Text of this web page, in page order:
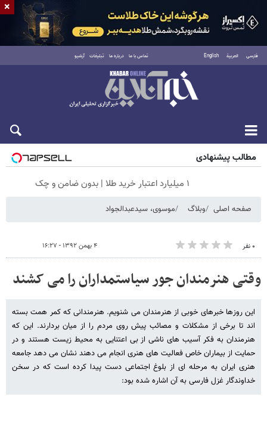
فارسی العربية English تماس با ما درباره ما تبلیغات آرشیو
جمعه ۱۶ مرداد ۱۴۰۵
مطالب پیشنهادی
۱ میلیارد اعتبار خرید طلا | بدون ضامن و چک
صفحه اصلی وبلاگ موسوی، سیدعبدالجواد
۰ نفر ۴ بهمن ۱۳۹۲ - ۱۶:۲۷
وقتی هنرمندان جور سیاستمداران را می کشند
این روزها خبرهای خوبی از هنرمندان می شنویم. هنرمندانی که کمر همت بسته
اند تا برخی از مشکلات و مصائب پیش روی مردم را از میان بردارند. این که
هنرمندان به فکر آسیب های ناشی از بی اعتنایی به محیط زیست هستند و در
حمایت از بیماران خاص فعالیت های هنری انجام می دهند نشان می دهد جامعه
هنری ایران به مرحله ای از بلوغ اجتماعی دست پیدا کرده است که در سخن
خداوندگار غزل فارسی به آن اشاره شده بود:
×